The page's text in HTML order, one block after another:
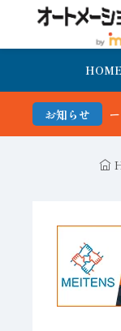
HOME
お知らせ
聞 最新号＆バック